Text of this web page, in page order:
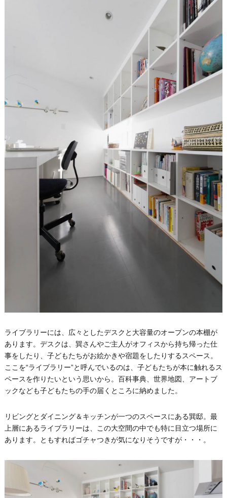
ライブラリーには、広々としたデスクと大容量のオープンの本棚が
あります。デスクは、巽さんやご主人がオフィスから持ち帰った仕
事をしたり、子どもたちがお絵かきや宿題をしたりするスペース。
ここを“ライブラリー”と呼んでいるのは、子どもたちが本に触れるス
ペースを作りたいという思いから。百科事典、世界地図、アートブ
ックなども子どもたちの手の届くところに納めました。
リビングとダイニング＆キッチンが一つのスペースにある巽邸。最
上層にあるライブラリーは、この大空間の中でも特に目立つ場所に
あります。ともすればゴチャつきが気になりそうですが・・・。